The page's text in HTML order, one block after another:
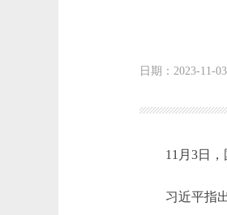
日期：2023-11-
11月3日，国
习近平指出